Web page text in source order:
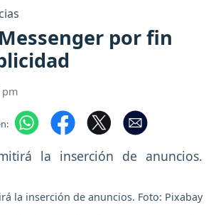
por fin
pm
la inserción de anuncios. Foto: Pixabay